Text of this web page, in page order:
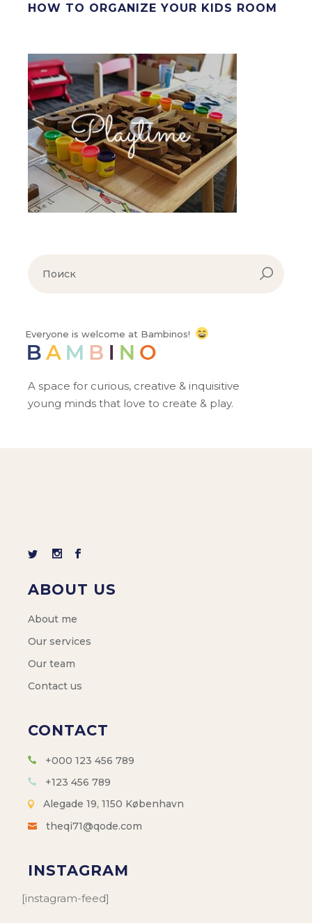
HOW TO ORGANIZE YOUR KIDS ROOM
Everyone is welcome at Bambinos!
A space for curious, creative & inquisitive
young minds that love to create & play.
ABOUT US
About me
Our services
Our team
Contact us
CONTACT
+000 123 456 789
+123 456 789
Alegade 19, 1150 København
theqi71@qode.com
INSTAGRAM
[instagram-feed]